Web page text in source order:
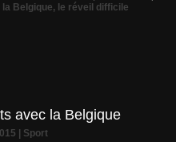
la Belgique, le réveil difficile
avec la Belgique
Sport